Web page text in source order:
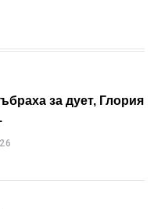
за дует, Глория